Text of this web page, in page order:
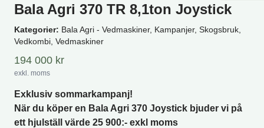
Bala Agri 370 TR 8,1ton Joystick
Kategorier: Bala Agri - Vedmaskiner, Kampanjer, Skogsbruk,
Vedkombi, Vedmaskiner
194 000 kr
exkl. moms
Exklusiv sommarkampanj!
När du köper en Bala Agri 370 Joystick bjuder vi på
ett hjulställ värde 25 900:- exkl moms